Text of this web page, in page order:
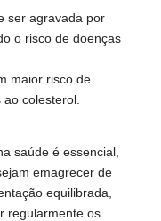
ser agravada por
o risco de doenças
maior risco de
colesterol.
saúde é essencial,
emagrecer de
equilibrada,
regularmente os